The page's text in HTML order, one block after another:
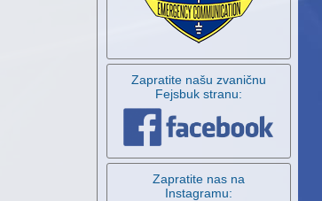
Zapratite našu zvaničnu
Fejsbuk stranu:
Zapratite nas na
Instagramu: